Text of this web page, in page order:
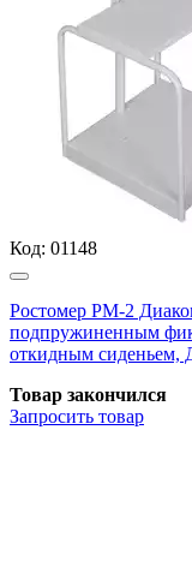
Код: 01148
Ростомер РМ-2
подпружиненным
откидным
Товар закончился
Запросить товар